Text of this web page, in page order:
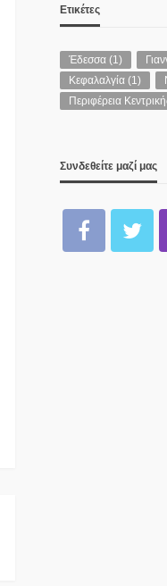
Ετικέτες
Έδεσσα(1)
Κεφαλαλγία(1)
Περιφέρεια
Συνδεθείτε μαζί μας